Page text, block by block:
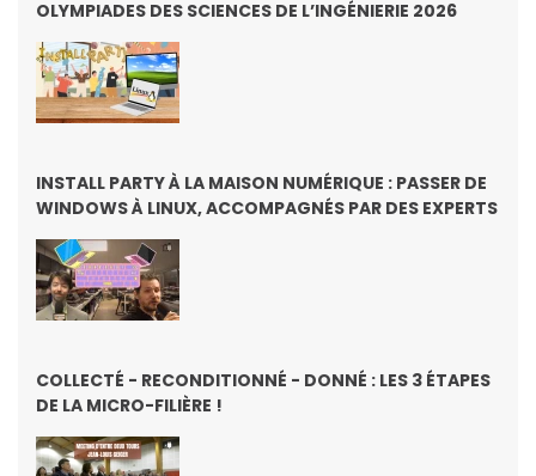
OLYMPIADES DES SCIENCES DE L’INGÉNIERIE 2026
INSTALL PARTY À LA MAISON NUMÉRIQUE : PASSER DE
WINDOWS À LINUX, ACCOMPAGNÉS PAR DES EXPERTS
COLLECTÉ - RECONDITIONNÉ - DONNÉ : LES 3 ÉTAPES
DE LA MICRO-FILIÈRE !